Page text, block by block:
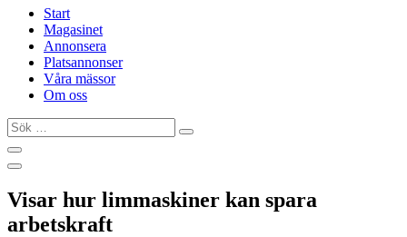
Start
Magasinet
Annonsera
Platsannonser
Våra mässor
Om oss
Sök
…
Visar hur limmaskiner kan spara
arbetskraft